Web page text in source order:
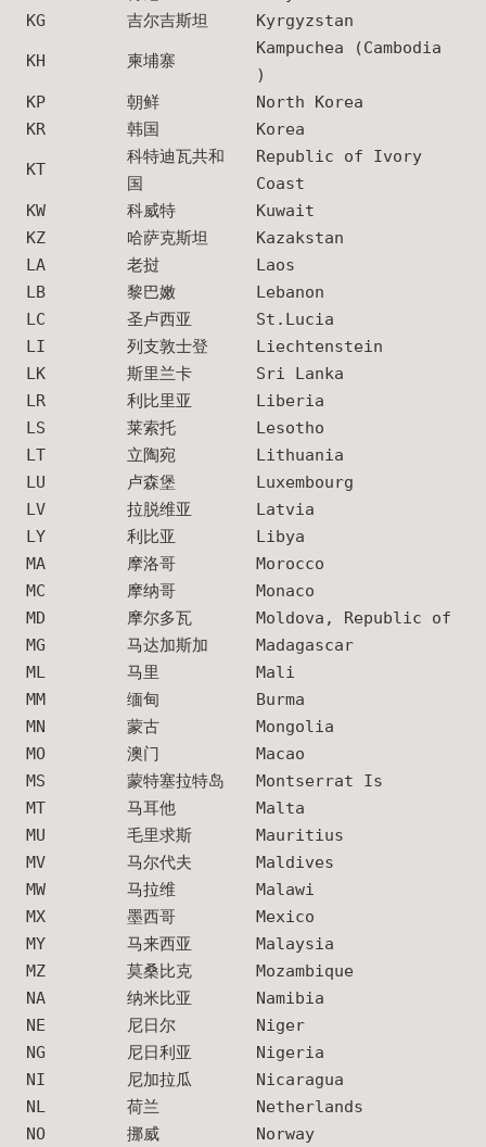
KG
吉尔吉斯坦 Kyrgyzstan
KH 柬埔寨
Kampuchea (Cambodia
)
KP
朝鲜
North Korea
KR
韩国 Korea
KT
科特迪瓦共和
国
Republic of Ivory
Coast
KW
科威特
Kuwait
KZ
哈萨克斯坦
Kazakstan
LA
老挝
Laos
LB
黎巴嫩
Lebanon
LC
圣卢西亚
St.Lucia
LI
列支敦士登
Liechtenstein
LK
斯里兰卡
Sri Lanka
LR
利比里亚
Liberia
LS
莱索托
Lesotho
LT
立陶宛
Lithuania
LU
卢森堡
Luxembourg
LV
拉脱维亚
Latvia
LY
利比亚
Libya
MA
摩洛哥
Morocco
MC
摩纳哥
Monaco
MD
摩尔多瓦
Moldova, Republic of
MG
马达加斯加
Madagascar
ML
马里
Mali
MM
缅甸
Burma
MN
蒙古
Mongolia
MO
澳门
Macao
MS
蒙特塞拉特岛
Montserrat Is
MT
马耳他
Malta
MU
毛里求斯
Mauritius
MV
马尔代夫
Maldives
MW
马拉维
Malawi
MX
墨西哥
Mexico
MY
马来西亚
Malaysia
MZ
莫桑比克
Mozambique
NA
纳米比亚
Namibia
NE
尼日尔
Niger
NG
尼日利亚
Nigeria
NI
尼加拉瓜
Nicaragua
NL
荷兰
Netherlands
NO
挪威
Norway